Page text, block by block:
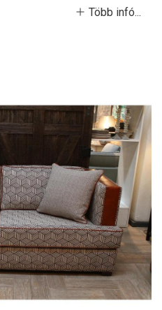
Több infó...